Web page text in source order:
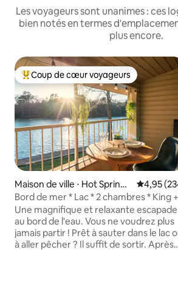
Les voyageurs sont unanimes : ces
bien notés en termes
plus encore.
Coups de cœur voyageurs les plus
Coup de cœur voyageurs
Maison de ville ⋅ Hot Springs
National Park
4,95
Bord de mer * Lac * 2 chambres * King +
Queen *
Une magnifique et relaxante escapade
au bord de l'eau. Vous ne voudrez plus
jamais partir ! Prêt à sauter dans le lac
à aller pêcher ? Il suffit de sortir. Après